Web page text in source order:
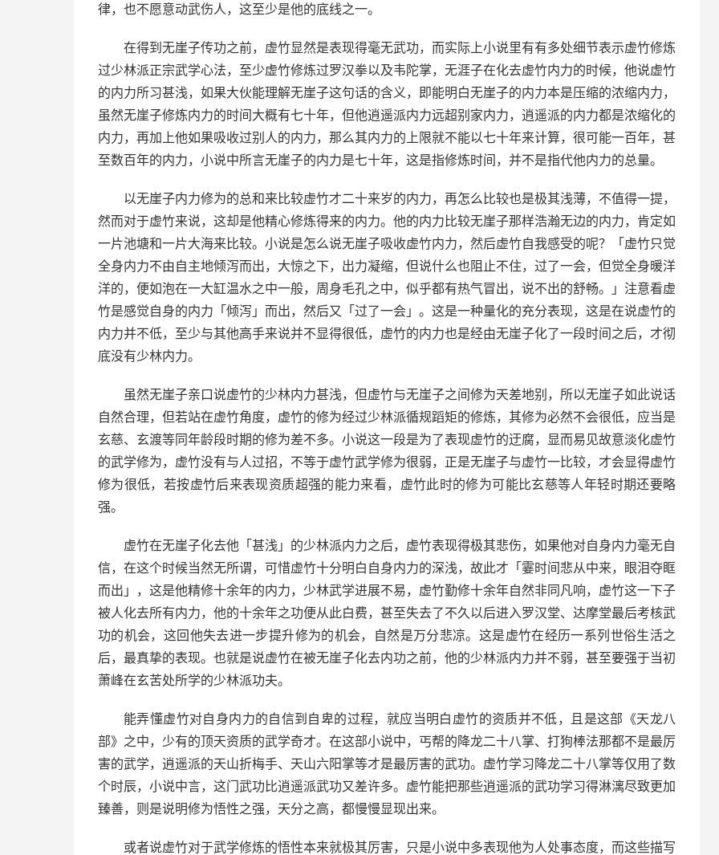
律，也不愿意动武伤人，这至少是他的底线之一。
在得到无崖子传功之前，虚竹显然是表现得毫无武功，而实际上小说里有有多处细节表示虚竹修炼
过少林派正宗武学心法，至少虚竹修炼过罗汉拳以及韦陀掌，无涯子在化去虚竹内力的时候，他说虚竹
的内力所习甚浅，如果大伙能理解无崖子这句话的含义，即能明白无崖子的内力本是压缩的浓缩内力，
虽然无崖子修炼内力的时间大概有七十年，但他逍遥派内力远超别家内力，逍遥派的内力都是浓缩化的
内力，再加上他如果吸收过别人的内力，那么其内力的上限就不能以七十年来计算，很可能一百年，甚
至数百年的内力，小说中所言无崖子的内力是七十年，这是指修炼时间，并不是指代他内力的总量。
以无崖子内力修为的总和来比较虚竹才二十来岁的内力，再怎么比较也是极其浅薄，不值得一提，
然而对于虚竹来说，这却是他精心修炼得来的内力。他的内力比较无崖子那样浩瀚无边的内力，肯定如
一片池塘和一片大海来比较。小说是怎么说无崖子吸收虚竹内力，然后虚竹自我感受的呢？「虚竹只觉
全身内力不由自主地倾泻而出，大惊之下，出力凝缩，但说什么也阻止不住，过了一会，但觉全身暖洋
洋的，便如泡在一大缸温水之中一般，周身毛孔之中，似乎都有热气冒出，说不出的舒畅。」注意看虚
竹是感觉自身的内力「倾泻」而出，然后又「过了一会」。这是一种量化的充分表现，这是在说虚竹的
内力并不低，至少与其他高手来说并不显得很低，虚竹的内力也是经由无崖子化了一段时间之后，才彻
底没有少林内力。
虽然无崖子亲口说虚竹的少林内力甚浅，但虚竹与无崖子之间修为天差地别，所以无崖子如此说话
自然合理，但若站在虚竹角度，虚竹的修为经过少林派循规蹈矩的修炼，其修为必然不会很低，应当是
玄慈、玄渡等同年龄段时期的修为差不多。小说这一段是为了表现虚竹的迂腐，显而易见故意淡化虚竹
的武学修为，虚竹没有与人过招，不等于虚竹武学修为很弱，正是无崖子与虚竹一比较，才会显得虚竹
修为很低，若按虚竹后来表现资质超强的能力来看，虚竹此时的修为可能比玄慈等人年轻时期还要略
强。
虚竹在无崖子化去他「甚浅」的少林派内力之后，虚竹表现得极其悲伤，如果他对自身内力毫无自
信，在这个时候当然无所谓，可惜虚竹十分明白自身内力的深浅，故此才「霎时间悲从中来，眼泪夺眶
而出」，这是他精修十余年的内力，少林武学进展不易，虚竹勤修十余年自然非同凡响，虚竹这一下子
被人化去所有内力，他的十余年之功便从此白费，甚至失去了不久以后进入罗汉堂、达摩堂最后考核武
功的机会，这回他失去进一步提升修为的机会，自然是万分悲凉。这是虚竹在经历一系列世俗生活之
后，最真挚的表现。也就是说虚竹在被无崖子化去内功之前，他的少林派内力并不弱，甚至要强于当初
萧峰在玄苦处所学的少林派功夫。
能弄懂虚竹对自身内力的自信到自卑的过程，就应当明白虚竹的资质并不低，且是这部《天龙八
部》之中，少有的顶天资质的武学奇才。在这部小说中，丐帮的降龙二十八掌、打狗棒法那都不是最厉
害的武学，逍遥派的天山折梅手、天山六阳掌等才是最厉害的武功。虚竹学习降龙二十八掌等仅用了数
个时辰，小说中言，这门武功比逍遥派武功又差许多。虚竹能把那些逍遥派的武功学习得淋漓尽致更加
臻善，则是说明修为悟性之强，天分之高，都慢慢显现出来。
或者说虚竹对于武学修炼的悟性本来就极其厉害，只是小说中多表现他为人处事态度，而这些描写